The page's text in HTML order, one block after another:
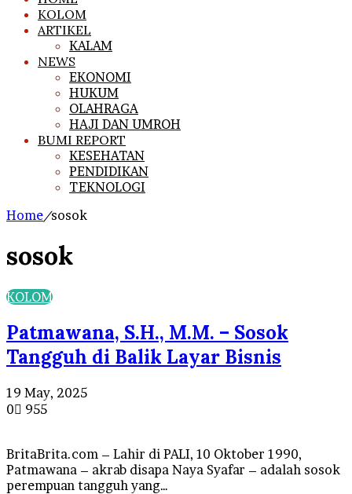
KOLOM
ARTIKEL
KALAM
NEWS
EKONOMI
HUKUM
OLAHRAGA
HAJI DAN UMROH
BUMI REPORT
KESEHATAN
PENDIDIKAN
TEKNOLOGI
Home/sosok
sosok
KOLOM
Patmawana, S.H., M.M. – Sosok
Tangguh di Balik Layar Bisnis
19 May, 2025
0
955
BritaBrita.com – Lahir di PALI, 10 Oktober 1990,
Patmawana – akrab disapa Naya Syafar – adalah sosok
perempuan tangguh yang…